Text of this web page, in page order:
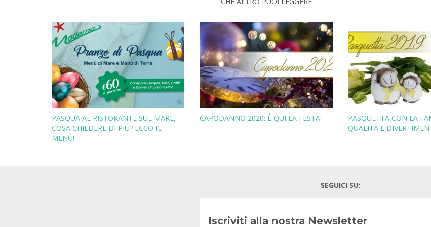
PASQUA AL RISTORANTE SUL MARE,
COSA CHIEDERE DI PIÙ? ECCO IL
MENÙ!
CAPODANNO 2020: È QUI LA FESTA!
PASQUETTA CON LA
QUALITÀ E
SEGUICI SU:
Iscriviti alla nostra Newsletter